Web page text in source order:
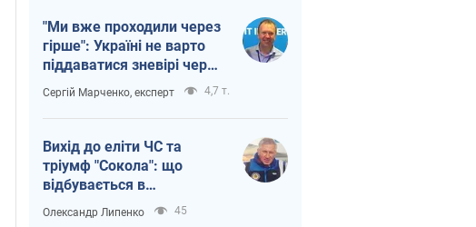
"Ми вже проходили через
гірше": Україні не варто
піддаватися зневірі через
ракетний терор
Сергій Марченко, експерт 4,7 т.
Вихід до еліти ЧС та
тріумф "Сокола": що
відбувається в
українському хокеї
Олександр Липенко 45